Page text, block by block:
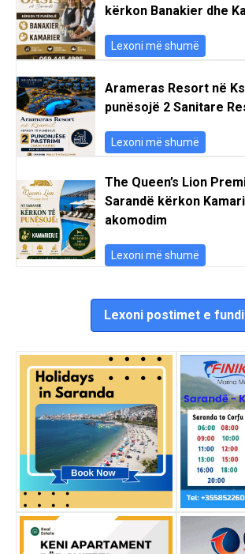
kërkon Banakier dhe
Lexoni më shumë
Arameras Resort në
punësojë 2 Sanitare
Lexoni më shumë
The Queen’s Lion
Sarandë kërkon
akomodim
Lexoni më shumë
Lexoni postimet e